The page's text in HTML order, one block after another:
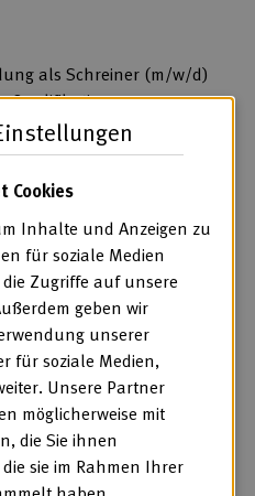
als Schreiner (m/w/d)
Qualifikation.
die Belange und die
mit Beeinträchtigung mit.
und strukturiert.
Kunden- und
Plaidt sind Teil der
vernetzten Partner im
für Menschen in der
für echte Teilhabe am
mit psychischer
Platz in der Arbeitswelt zu
wertschätzend und
Cookies
Inhalte und Anzeigen zu
für soziale Medien
Zugriffe auf unsere
geben wir
unserer
für soziale Medien,
Unsere Partner
möglicherweise mit
die Sie ihnen
sie im Rahmen Ihrer